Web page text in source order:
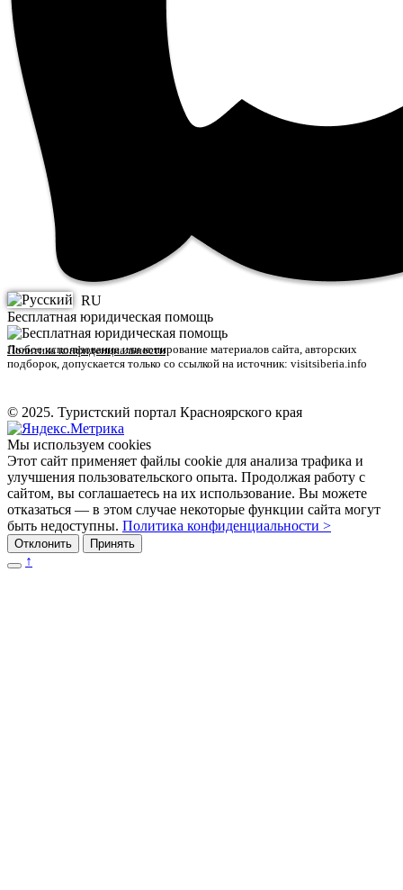
RU
Бесплатная юридическая помощь
Политика конфиденциальности
Любое использование или копирование материалов сайта, авторских
подборок, допускается только со ссылкой на источник: visitsiberia.info
© 2025. Туристский портал Красноярского края
Мы используем cookies
Этот сайт применяет файлы cookie для анализа трафика и
улучшения пользовательского опыта. Продолжая работу с
сайтом, вы соглашаетесь на их использование. Вы можете
отказаться — в этом случае некоторые функции сайта могут
быть недоступны. Политика конфиденциальности >
Отклонить Принять
↑